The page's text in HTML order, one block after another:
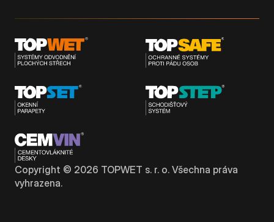
Copyright © 2026 TOPWET s. r. o. Všechna práva
vyhrazena.